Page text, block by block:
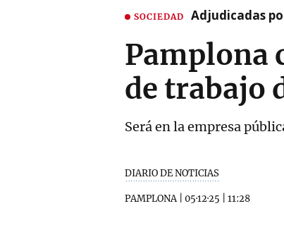
SOCIEDAD Adjudicadas
Pamplona
de trabajo
Será en la empresa
DIARIO DE NOTICIAS
PAMPLONA| 05·12·25 11:28